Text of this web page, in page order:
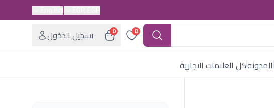
0
0
تسجيل الدخول
المدونةكل العلامات التجارية